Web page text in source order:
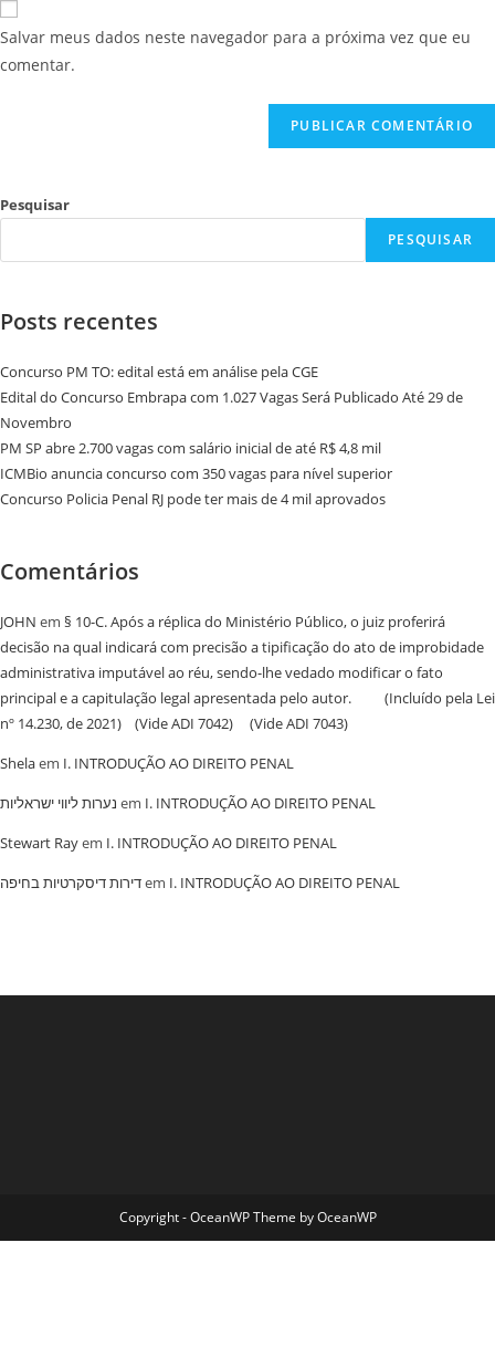
Salvar meus dados neste navegador para a próxima vez que eu
comentar.
Pesquisar
PESQUISAR
Posts recentes
Concurso PM TO: edital está em análise pela CGE
Edital do Concurso Embrapa com 1.027 Vagas Será Publicado Até 29 de
Novembro
PM SP abre 2.700 vagas com salário inicial de até R$ 4,8 mil
ICMBio anuncia concurso com 350 vagas para nível superior
Concurso Policia Penal RJ pode ter mais de 4 mil aprovados
Comentários
JOHN em § 10-C. Após a réplica do Ministério Público, o juiz proferirá
decisão na qual indicará com precisão a tipificação do ato de improbidade
administrativa imputável ao réu, sendo-lhe vedado modificar o fato
principal e a capitulação legal apresentada pelo autor. (Incluído pela Lei
nº 14.230, de 2021) (Vide ADI 7042) (Vide ADI 7043)
Shelaem I. INTRODUÇÃO AO DIREITO PENAL
נערות ליווי ישראליות em I. INTRODUÇÃO AO DIREITO PENAL
Stewart Rayem I. INTRODUÇÃO AO DIREITO PENAL
‏דירות דיסקרטיות בחיפהem I. INTRODUÇÃO AO DIREITO PENAL
Copyright - OceanWP Theme by OceanWP